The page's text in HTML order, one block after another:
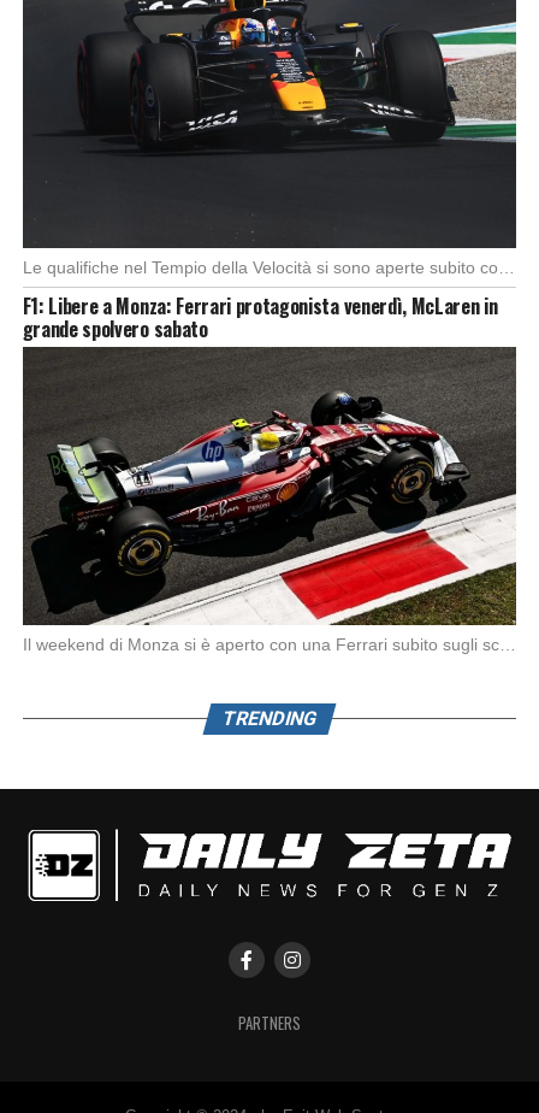
F1: Libere a Monza: Ferrari protagonista venerdì, McLaren in
grande spolvero sabato
Il weekend di Monza si è aperto con una Ferrari subito sugli scudi. Nella prima […]
TRENDING
PARTNERS